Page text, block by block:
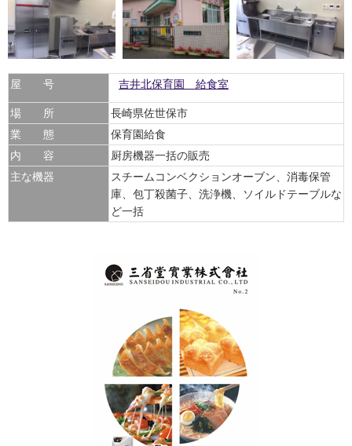
屋 号 吉井北保育園 給食室
場 所
長崎県佐世保市
業 態
保育園給食
内 容
厨房機器一括の販売
主な機器
スチームコンベクションオーブン、消毒保管
庫、包丁殺菌子、洗浄機、ソイルドテーブルな
ど一括